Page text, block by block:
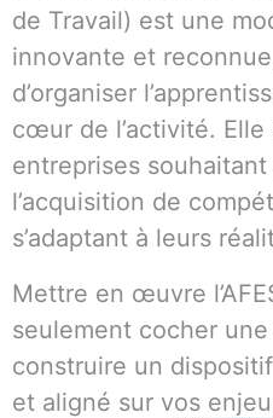
de Travail) est une
innovante et
d’organiser
cœur de l’activité. Elle
entreprises
l’acquisition de
s’adaptant à leurs
Mettre en œuvre
seulement cocher
construire un
et aligné sur vos